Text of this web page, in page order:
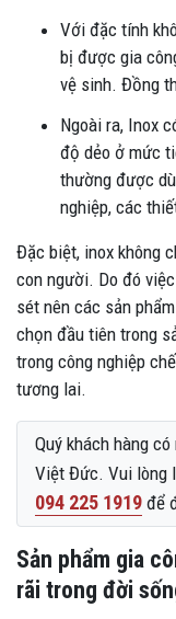
Với đặc tính
bị được gia
vệ sinh. Đồng
Ngoài ra, Inox
độ dẻo ở mức
thường được
nghiệp, các
Đặc biệt, inox không
con người. Do đó
sét nên các sản
chọn đầu tiên trong
trong công nghiệp
tương lai.
Quý khách hàng
Việt Đức. Vui lòng
094 225 1919 để
Sản phẩm gia
rãi trong đời